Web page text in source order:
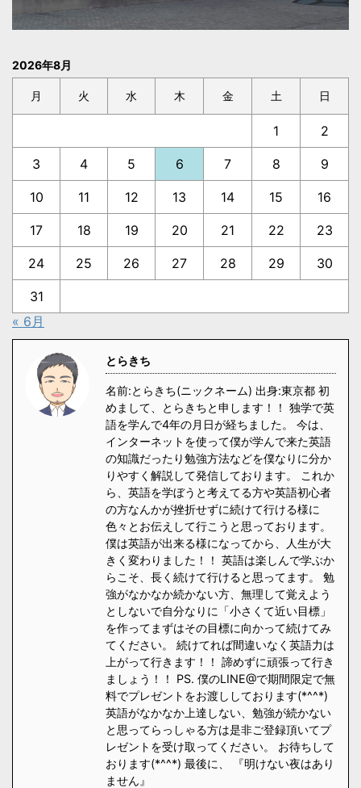
2026年8月
月 火 水 木 金 土 日
1 2
3 4 5 6 7 8 9
10 11 12 13 14 15 16
17 18 19 20 21 22 23
24 25 26 27 28 29 30
31
« 6月
とらきち
名前:とらきち(ニックネーム) 出身:東京都 初
めまして、とらきちと申します！！ 独学で英
語を学んで4年の月日が経ちました。 今は、
インターネットを使って僕が学んで来た英語
の知識だったり勉強方法などを僕なりに分か
りやすく解説して発信しております。 これか
ら、英語を学ぼうと考えてる方や英語初心者
の方なんかが挫折せずに続けて行ける様に
色々とお伝えして行こうと思っております。
僕は英語が出来る様になってから、人生が大
きく変わりました！！ 英語は楽しんで学ぶか
らこそ、長く続けて行けると思ってます。 勉
強がなかなか続かない方、無理して覚えよう
としないで自分なりに「小さくて近い目標」
を作ってまずはその目標に向かって続けてみ
てください。 続けてれば間違いなく英語力は
上がって行きます！！ 諦めずに頑張って行き
ましょう！！ PS. 僕のLINE@で期間限定で無
料でプレゼントをお渡ししております(*^^*)
英語がなかなか上達しない、勉強が続かない
と思ってらっしゃる方は是非ご登録頂いてプ
レゼントを受け取ってください。 お待ちして
おります(*^^*) 最後に、 『明けない夜はあり
ません』